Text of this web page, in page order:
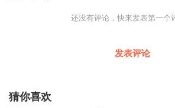
还没有评论，快来发表第一个
发表评论
猜你喜欢